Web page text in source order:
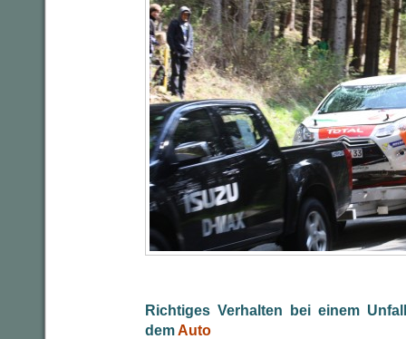
Richtiges Verhalten bei einem
demAuto